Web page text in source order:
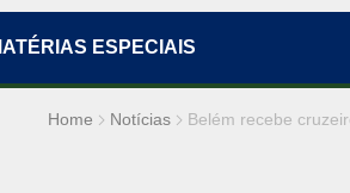
ESPECIAIS
Home Notícias Belém recebe